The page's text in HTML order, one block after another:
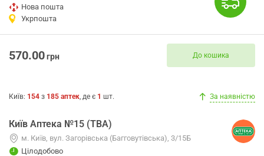
Нова пошта
Укрпошта
570.00грн До кошика
Київ: 154 з 185 аптек, де є 1 шт. За наявністю
Київ Аптека №15 (ТВА)
м. Київ, вул. Загорівська (Багговутівська), 3/15Б
Цілодобово